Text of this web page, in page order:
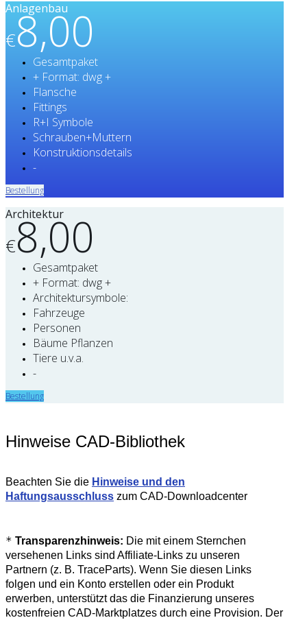
Anlagenbau
€8,00
Gesamtpaket
+ Format: dwg +
Flansche
Fittings
R+I Symbole
Schrauben+Muttern
Konstruktionsdetails
-
Bestellung
Architektur
€8,00
Gesamtpaket
+ Format: dwg +
Architektursymbole:
Fahrzeuge
Personen
Bäume Pflanzen
Tiere u.v.a.
-
Bestellung
Hinweise CAD-Bibliothek
Beachten Sie die Hinweise und den
Haftungsausschluss zum CAD-Downloadcenter
* Transparenzhinweis: Die mit einem Sternchen
versehenen Links sind Affiliate-Links zu unseren
Partnern (z. B. TraceParts). Wenn Sie diesen Links
folgen und ein Konto erstellen oder ein Produkt
erwerben, unterstützt das die Finanzierung unseres
kostenfreien CAD-Marktplatzes durch eine Provision. Der